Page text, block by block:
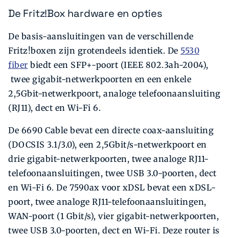
De Fritz!Box hardware en opties
De basis-aansluitingen van de verschillende
Fritz!boxen zijn grotendeels identiek. De 5530
fiber biedt een SFP+-poort (IEEE 802.3ah-2004),
twee gigabit-netwerkpoorten en een enkele
2,5Gbit-netwerkpoort, analoge telefoonaansluiting
(RJ11), dect en Wi-Fi 6.
De 6690 Cable bevat een directe coax-aansluiting
(DOCSIS 3.1/3.0), een 2,5Gbit/s-netwerkpoort en
drie gigabit-netwerkpoorten, twee analoge RJ11-
telefoonaansluitingen, twee USB 3.0-poorten, dect
en Wi-Fi 6. De 7590ax voor xDSL bevat een xDSL-
poort, twee analoge RJ11-telefoonaansluitingen,
WAN-poort (1 Gbit/s), vier gigabit-netwerkpoorten,
twee USB 3.0-poorten, dect en Wi-Fi. Deze router is